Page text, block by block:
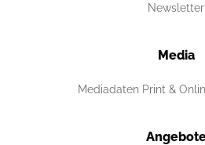
Newsletter
Media
Mediadaten Print &